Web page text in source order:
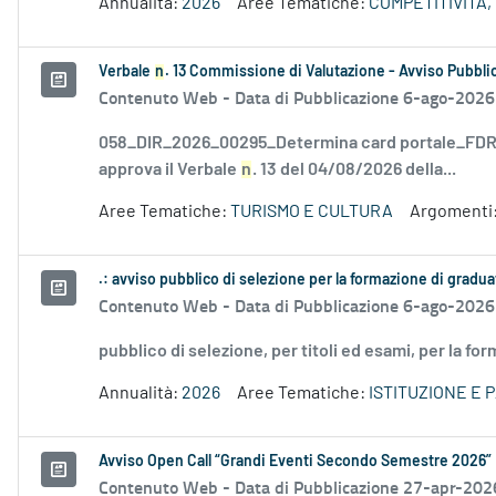
Annualità: 2026 Aree Tematiche:
Verbale n . 13 Commissione di Valutazione - Avviso
Contenuto Web - Data di Pubblicazione 6-ago-
058_DIR_2026_00295_Determina card
approva il Verbale n. 13 del 04/08/2026 della...
Aree Tematiche: TURISMO E CULTURA
.: avviso pubblico di selezione per la formazione di
Contenuto Web - Data di Pubblicazione 6-ago-
pubblico di selezione, per titoli ed esami, per la
Annualità: 2026 Aree Tematiche: ISTITUZIONE E
Avviso Open Call “Grandi Eventi Secondo Semestre 2026”
Contenuto Web - Data di Pubblicazione 27-apr-